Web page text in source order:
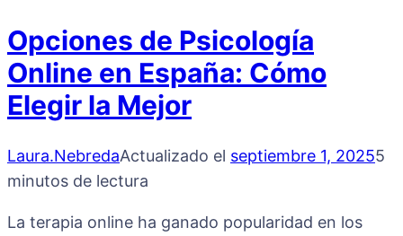
Opciones de Psicología
Online en España: Cómo
Elegir la Mejor
Laura.NebredaActualizado el septiembre 1, 20255
minutos de lectura
La terapia online ha ganado popularidad en los